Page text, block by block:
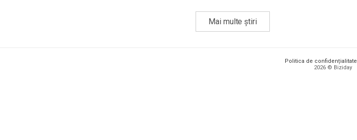
Mai multe știri
Politica de confidențialitate
2026 © Biziday